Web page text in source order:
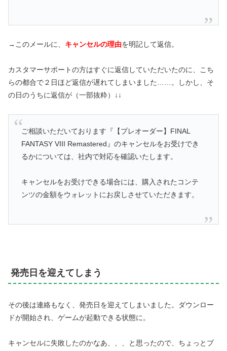
→このメールに、 キャンセルの理由を明記して返信。
カスタマーサポートの方はすぐに返信していただいたのに、こち
らの都合で２日ほど返信が遅れてしまいました……。しかし、そ
の日のうちに返信が（一部抜粋）↓↓
ご相談いただいております『【プレオーダー】FINAL
FANTASY VIII Remastered』のキャンセルをお受けでき
るかについては、社内で対応を確認いたします。
キャンセルをお受けできる場合には、購入されたコンテ
ンツの金額をウォレットにお戻しさせていただきます。
発売日を迎えてしまう
その後は連絡もなく、発売日を迎えてしまいました。ダウンロー
ドが開始され、ゲームが起動できる状態に。
キャンセルに失敗したのかなあ、、、と思ったので、ちょっとプ